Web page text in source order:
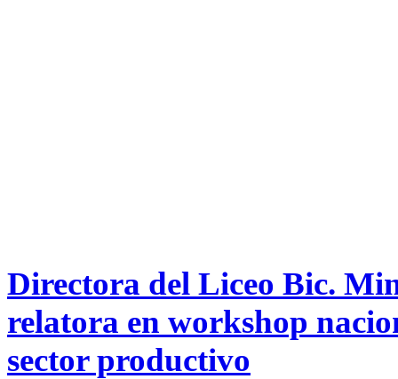
Directora del Liceo Bic.
relatora en workshop
sector productivo